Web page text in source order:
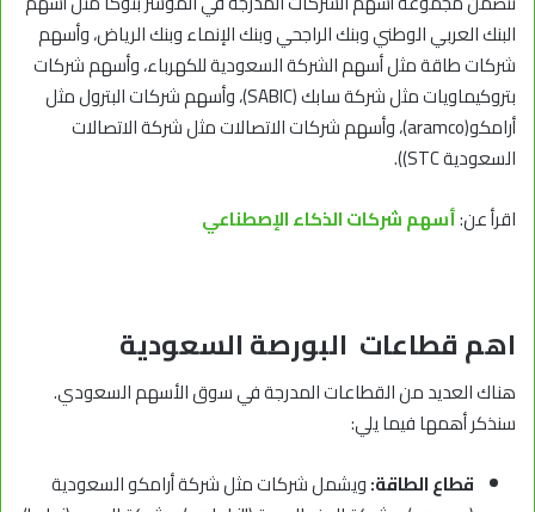
البنك العربي الوطني وبنك الراجحي وبنك الإنماء وبنك الرياض، وأسهم
شركات طاقة مثل أسهم الشركة السعودية للكهرباء، وأسهم شركات
بتروكيماويات مثل شركة سابك (SABIC)، وأسهم شركات البترول مثل
أرامكو(aramco)، وأسهم شركات الاتصالات مثل شركة الاتصالات
السعودية STC)).
اقرأ عن:أسهم شركات الذكاء الإصطناعي
اهم قطاعات البورصة السعودية
هناك العديد من القطاعات المدرجة في سوق الأسهم السعودي.
سنذكر أهمها فيما يلي:
قطاع الطاقة:ويشمل شركات مثل شركة أرامكو السعودية